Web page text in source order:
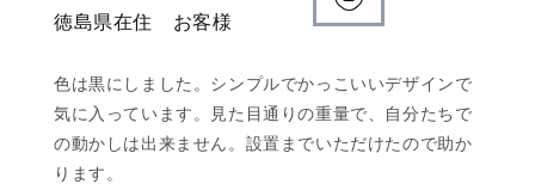
徳島県在住 お客様
色は黒にしました。シンプルでかっこいいデザインで
気に入っています。見た目通りの重量で、自分たちで
の動かしは出来ません。設置までいただけたので助か
ります。